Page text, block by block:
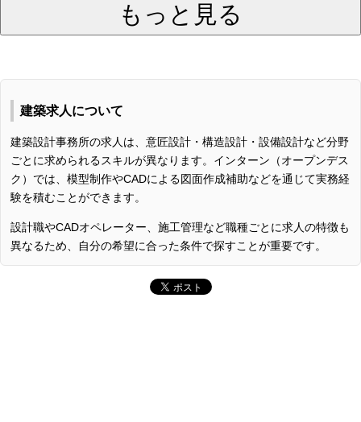
もっと見る
建築求人について
建築設計事務所の求人は、意匠設計・構造設計・設備設計など分野
ごとに求められるスキルが異なります。インターン（オープンデス
ク）では、模型制作やCADによる図面作成補助などを通じて実務経
験を積むことができます。
設計職やCADオペレーター、施工管理など職種ごとに求人の特徴も
異なるため、自分の希望に合った条件で探すことが重要です。